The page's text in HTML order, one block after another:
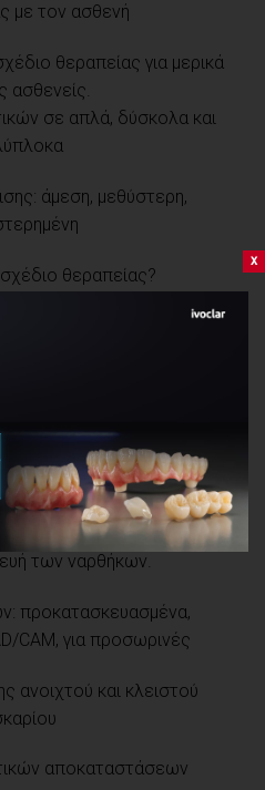
με τον ασθενή
θεραπείας για μερικά
ασθενείς.
σε απλά, δύσκολα και
άμεση, μεθύστερη,
θεραπείας?
μήκος, διάμετρος και
του ακτινολογικού και
νάρθηκα
για το σχέδιο θεραπείας
των ναρθήκων.
προκατασκευασμένα,
CAM, για προσωρινές
ανοιχτού και κλειστού
αποκαταστάσεων
x